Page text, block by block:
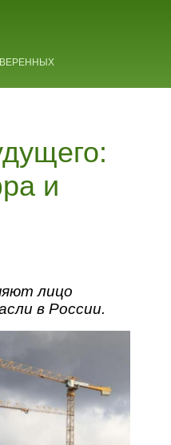
и
лицо
в России.